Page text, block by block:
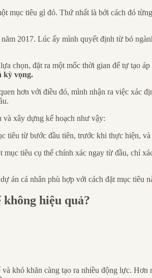
mục tiêu gì đó. Thứ nhất là bởi cách đó
2017. Lúc ấy mình quyết định từ bỏ
chọn, đặt ra một mốc thời gian để tự tạo
kỳ vọng.
hơn với điều đó, mình nhận ra việc xác
và xây dựng kế hoạch như vậy:
tiêu từ bước đầu tiên, trước khi thực hiện,
tiêu cụ thể chính xác ngay từ đầu, chỉ
án cá nhân phù hợp với cách đặt mục tiêu
hiệu quả?
khó khăn càng tạo ra nhiều động lực.